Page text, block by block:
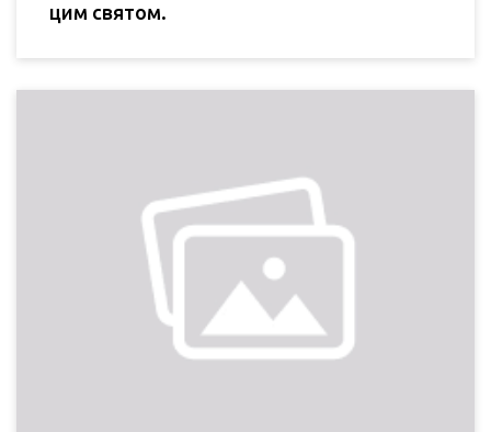
цим святом.